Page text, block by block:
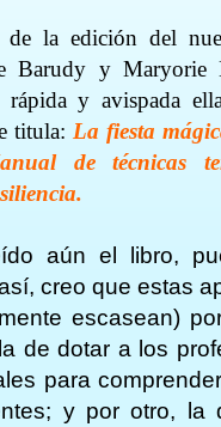
de la edición del
Barudy y Maryorie
rápida y avispada
titula: La fiesta
de técnicas
aún el libro,
creo que estas
escasean)
de dotar a los
para
y por otro, la